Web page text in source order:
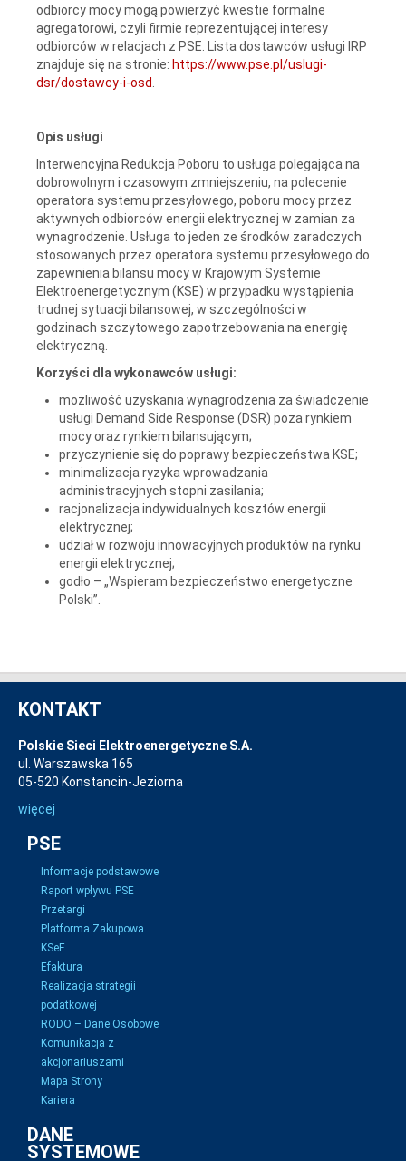
odbiorcy mocy mogą powierzyć kwestie formalne
agregatorowi, czyli firmie reprezentującej interesy
odbiorców w relacjach z PSE. Lista dostawców usługi IRP
znajduje się na stronie: https://www.pse.pl/uslugi-
dsr/dostawcy-i-osd
Opis usługi
Interwencyjna Redukcja Poboru to usługa polegająca na
dobrowolnym i czasowym zmniejszeniu, na polecenie
operatora systemu przesyłowego, poboru mocy przez
aktywnych odbiorców energii elektrycznej w zamian za
wynagrodzenie. Usługa to jeden ze środków zaradczych
stosowanych przez operatora systemu przesyłowego do
zapewnienia bilansu mocy w Krajowym Systemie
Elektroenergetycznym (KSE) w przypadku wystąpienia
trudnej sytuacji bilansowej, w szczególności w
godzinach szczytowego zapotrzebowania na energię
elektryczną.
Korzyści dla wykonawców usługi:
możliwość uzyskania wynagrodzenia za świadczenie
usługi Demand Side Response (DSR) poza rynkiem
mocy oraz rynkiem bilansującym;
przyczynienie się do poprawy bezpieczeństwa KSE;
minimalizacja ryzyka wprowadzania
administracyjnych stopni zasilania;
racjonalizacja indywidualnych kosztów energii
elektrycznej;
udział w rozwoju innowacyjnych produktów na rynku
energii elektrycznej;
godło – „Wspieram bezpieczeństwo energetyczne
Polski”.
KONTAKT
Polskie Sieci Elektroenergetyczne S.A.
ul. Warszawska 165
05-520 Konstancin-Jeziorna
więcej
PSE
Informacje podstawowe
Raport wpływu PSE
Przetargi
Platforma Zakupowa
KSeF
Efaktura
Realizacja strategii
podatkowej
RODO – Dane Osobowe
Komunikacja z
akcjonariuszami
Mapa Strony
Kariera
DANE
SYSTEMOWE